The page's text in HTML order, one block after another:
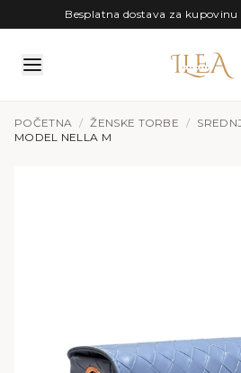
Preskoči na sadržaj
Besplatna dostava za
POČETNA / ŽENSKE TORBE /
MODEL NELLA M